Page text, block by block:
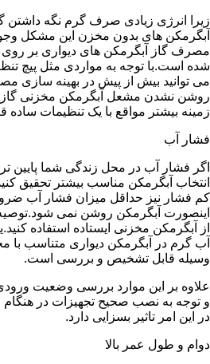
زیرا انرژی زیادی صرف گرم نگه داشتن
آبگرمکن های بدون مخزن این مشکل
مصرف گاز آبگرمکن های دیواری بر
شده است.با توجه به مواردی مثل پیچ
می توانید بیش از پیش در بهینه سازی
روشن نشدن مشعل آبگرمکن مخزنی
زمینه بیشتر مواقع با یک تنظیمات
فشار آب
اگر فشار آب در محل زندگی شما پایین
انتخاب آبگرمکن مناسب بیشتر تحقیق
کم فشار نیز حداقل میزان فشار آب
اینصورت آبگرمکن روشن نمی
از آبگرمکن مخزنی ایستاده استفاده
آب گرم در آبگرمکن دیواری متناسب
وسیله قابل تشخیص و بررسی است.
علاوه بر این موارد بررسی وضعیت
و توجه به نصب صحیح تجهیزات در هنگام
در این امر تاثیر بسزایی دارد.
دوام و طول عمر بالا